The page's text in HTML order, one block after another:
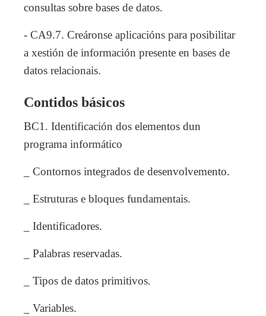
consultas sobre bases de datos.
- CA9.7. Creáronse aplicacións para posibilitar
a xestión de información presente en bases de
datos relacionais.
Contidos básicos
BC1. Identificación dos elementos dun
programa informático
_ Contornos integrados de desenvolvemento.
_ Estruturas e bloques fundamentais.
_ Identificadores.
_ Palabras reservadas.
_ Tipos de datos primitivos.
_ Variables.